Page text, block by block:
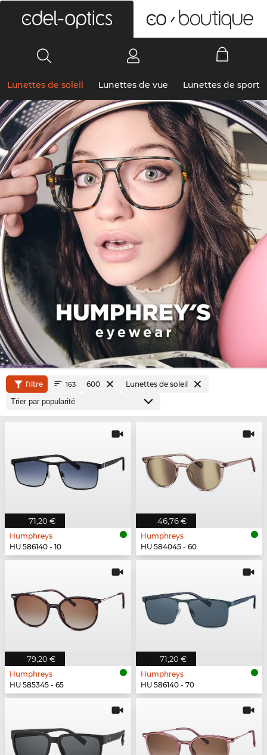
Lunettes de soleil Lunettes de vue Lunettes de sport
filtre 163 600 Lunettes de soleil
71,20 €
Humphreys
HU 586140 - 10
46,76 €
Humphreys
HU 584045 - 60
79,20 €
Humphreys
HU 585345 - 65
71,20 €
Humphreys
HU 586140 - 70